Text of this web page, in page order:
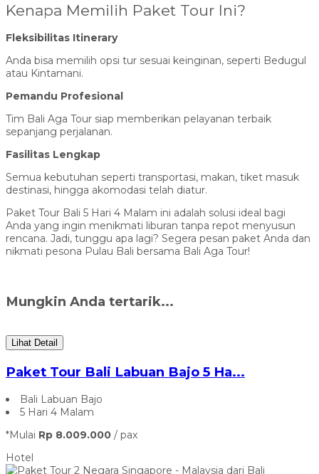
Kenapa Memilih Paket Tour Ini?
Fleksibilitas Itinerary
Anda bisa memilih opsi tur sesuai keinginan, seperti Bedugul
atau Kintamani.
Pemandu Profesional
Tim Bali Aga Tour siap memberikan pelayanan terbaik
sepanjang perjalanan.
Fasilitas Lengkap
Semua kebutuhan seperti transportasi, makan, tiket masuk
destinasi, hingga akomodasi telah diatur.
Paket Tour Bali 5 Hari 4 Malam ini adalah solusi ideal bagi
Anda yang ingin menikmati liburan tanpa repot menyusun
rencana. Jadi, tunggu apa lagi? Segera pesan paket Anda dan
nikmati pesona Pulau Bali bersama Bali Aga Tour!
Mungkin Anda tertarik...
Lihat Detail
Paket Tour Bali Labuan Bajo 5 Ha...
Bali Labuan Bajo
5 Hari 4 Malam
*Mulai Rp 8.009.000 / pax
Hotel